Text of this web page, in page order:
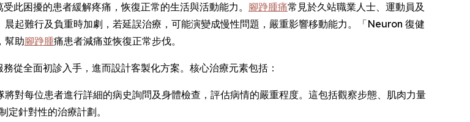
此困擾的患者緩解疼痛，恢復正常的生活與活動能力。 腳踭腫痛常見於久站職業人士、運動員及
起難行及負重時加劇，若延誤治療，可能演變成慢性問題，嚴重影響移動能力。「Neuron 復健
幫助腳踭腫痛患者減痛並恢復正常步伐。
從全面初診入手，進而設計客製化方案。核心治療元素包括：
將對每位患者進行詳細的病史詢問及身體檢查，評估病情的嚴重程度。這包括觀察步態、肌肉力量
定針對性的治療計劃。